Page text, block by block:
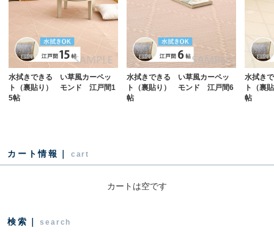
水拭きできる い草風カーペッ
ト（裏貼り） モンド 江戸間1
5帖
水拭きできる い草風カーペッ
ト（裏貼り） モンド 江戸間6
帖
水拭き
ト（裏
帖
カート情報｜ cart
カートは空です
検索｜ search